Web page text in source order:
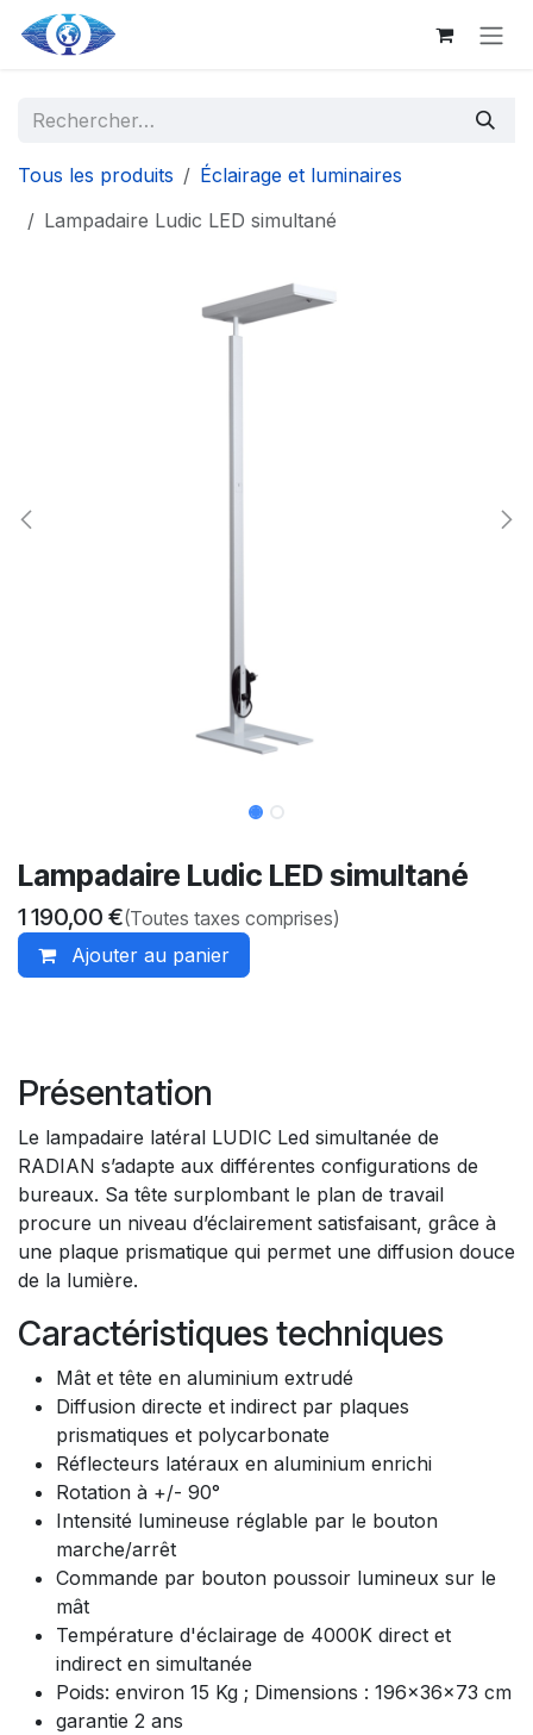
Aller au contenu principal
Se rendre au contenu
Tous les produits
Éclairage et luminaires
Lampadaire Ludic LED simultané
Lampadaire Ludic LED simultané
1 190,00 €(Toutes taxes comprises)
Ajouter au panier
Présentation
Le lampadaire latéral LUDIC Led simultanée de
RADIAN s’adapte aux différentes configurations de
bureaux. Sa tête surplombant le plan de travail
procure un niveau d’éclairement satisfaisant, grâce à
une plaque prismatique qui permet une diffusion douce
de la lumière.
Caractéristiques techniques
Mât et tête en aluminium extrudé
Diffusion directe et indirect par plaques
prismatiques et polycarbonate
Réflecteurs latéraux en aluminium enrichi
Rotation à +/- 90°
Intensité lumineuse réglable par le bouton
marche/arrêt
Commande par bouton poussoir lumineux sur le
mât
Température d'éclairage de 4000K direct et
indirect en simultanée
Poids: environ 15 Kg ; Dimensions : 196x36x73 cm
garantie 2 ans